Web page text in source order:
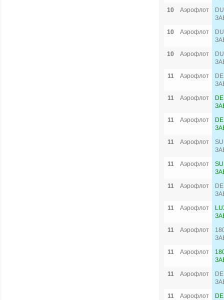
10
Аэрофлот
10
Аэрофлот
10
Аэрофлот
11
Аэрофлот
11
Аэрофлот
11
Аэрофлот
11
Аэрофлот
11
Аэрофлот
11
Аэрофлот
11
Аэрофлот
11
Аэрофлот
11
Аэрофлот
11
Аэрофлот
11
Аэрофлот